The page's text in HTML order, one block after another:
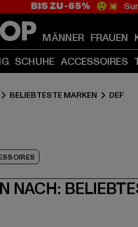
BIS ZU -65% 😲💥
MÄNNER FRAUEN
SCHUHE ACCESSOIRES
BELIEBTESTE MARKEN DEF
NACH: